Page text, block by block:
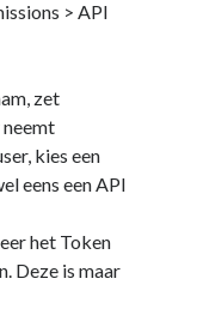
> API
zet
neemt
kies een
eens een API
het Token
Deze is maar